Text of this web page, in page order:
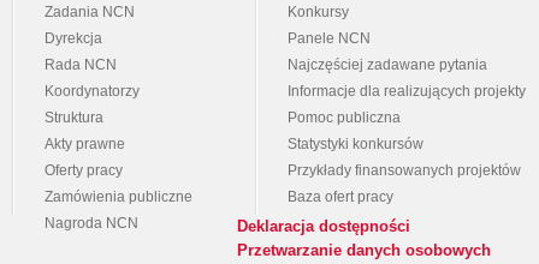
Zadania NCN
Dyrekcja
Rada NCN
Koordynatorzy
Struktura
Akty prawne
Oferty pracy
Zamówienia publiczne
Nagroda NCN
Konkursy
Panele NCN
Najczęściej zadawane pytania
Informacje dla realizujących projekty
Pomoc publiczna
Statystyki konkursów
Przykłady finansowanych projektów
Baza ofert pracy
Deklaracja dostępności
Przetwarzanie danych osobowych